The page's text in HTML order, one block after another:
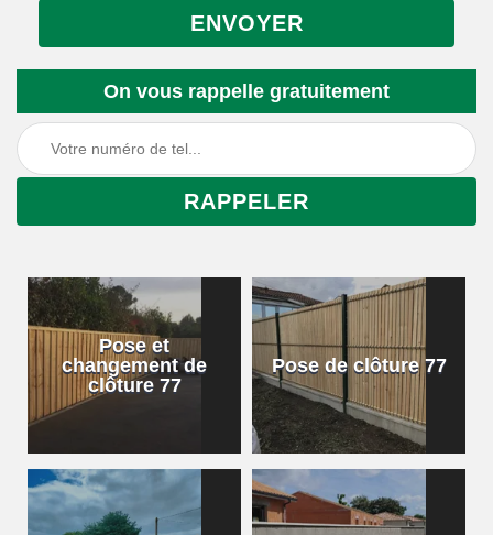
On vous rappelle gratuitement
Pose et
changement de
clôture 77
Pose de clôture 77